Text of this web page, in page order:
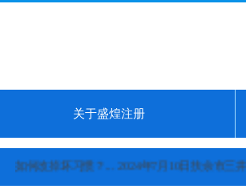
关于盛煌注册
如何改掉坏习惯？... 2024年7月10日扶余市三井